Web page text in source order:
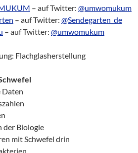
– auf Twitter: @umwomukum
– auf Twitter: @Sendegarten_de
– auf Twitter: @umwomukum
Flachglasherstellung
Daten
der Biologie
mit Schwefel drin